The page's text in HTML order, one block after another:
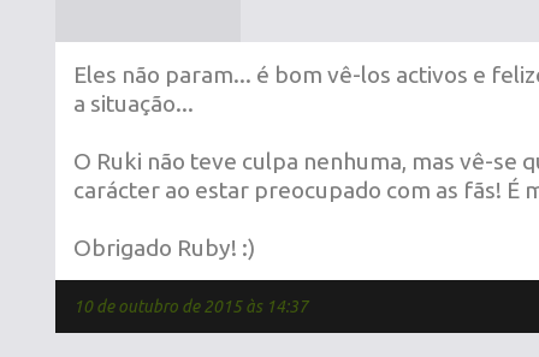
Eles não param... é bom vê-los activos e
a situação...
O Ruki não teve culpa nenhuma, mas vê-se
carácter ao estar preocupado com as fãs! É
Obrigado Ruby! :)
10 de outubro de 2015 às 14:37